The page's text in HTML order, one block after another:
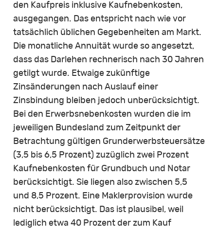
den Kaufpreis inklusive Kaufnebenkosten,
ausgegangen. Das entspricht nach wie vor
tatsächlich üblichen Gegebenheiten am Markt.
Die monatliche Annuität wurde so angesetzt,
dass das Darlehen rechnerisch nach 30 Jahren
getilgt wurde. Etwaige zukünftige
Zinsänderungen nach Auslauf einer
Zinsbindung bleiben jedoch unberücksichtigt.
Bei den Erwerbsnebenkosten wurden die im
jeweiligen Bundesland zum Zeitpunkt der
Betrachtung gültigen Grunderwerbsteuersätze
(3,5 bis 6,5 Prozent) zuzüglich zwei Prozent
Kaufnebenkosten für Grundbuch und Notar
berücksichtigt. Sie liegen also zwischen 5,5
und 8,5 Prozent. Eine Maklerprovision wurde
nicht berücksichtigt. Das ist plausibel, weil
lediglich etwa 40 Prozent der zum Kauf